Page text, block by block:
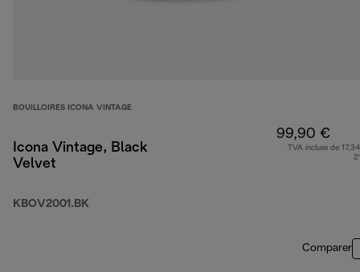
BOUILLOIRES ICONA VINTAGE
Icona Vintage, Black
Velvet
KBOV2001.BK
99,90 €
TVA incluse de
Comparer